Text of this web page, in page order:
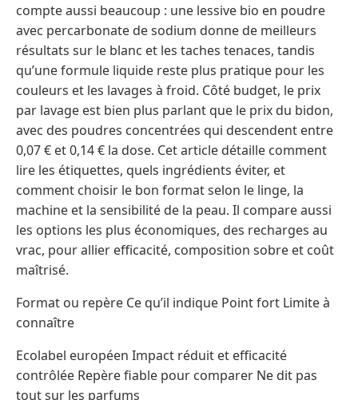
compte aussi beaucoup : une lessive bio en poudre
avec percarbonate de sodium donne de meilleurs
résultats sur le blanc et les taches tenaces, tandis
qu’une formule liquide reste plus pratique pour les
couleurs et les lavages à froid. Côté budget, le prix
par lavage est bien plus parlant que le prix du bidon,
avec des poudres concentrées qui descendent entre
0,07 € et 0,14 € la dose. Cet article détaille comment
lire les étiquettes, quels ingrédients éviter, et
comment choisir le bon format selon le linge, la
machine et la sensibilité de la peau. Il compare aussi
les options les plus économiques, des recharges au
vrac, pour allier efficacité, composition sobre et coût
maîtrisé.
Format ou repère Ce qu’il indique Point fort Limite à
connaître
Ecolabel européen Impact réduit et efficacité
contrôlée Repère fiable pour comparer Ne dit pas
tout sur les parfums